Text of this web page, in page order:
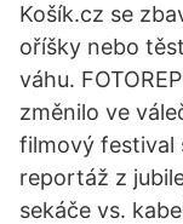
Košík.cz se
oříšky nebo
váhu.
změnilo ve
filmový festival
reportáž z
sekáče vs.